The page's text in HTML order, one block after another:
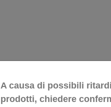
A causa di possibili
prodotti, chiedere